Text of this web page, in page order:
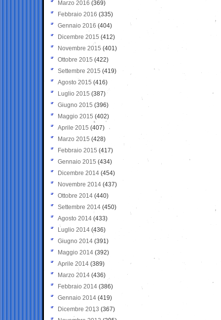
Marzo 2016 (369)
Febbraio 2016 (335)
Gennaio 2016 (404)
Dicembre 2015 (412)
Novembre 2015 (401)
Ottobre 2015 (422)
Settembre 2015 (419)
Agosto 2015 (416)
Luglio 2015 (387)
Giugno 2015 (396)
Maggio 2015 (402)
Aprile 2015 (407)
Marzo 2015 (428)
Febbraio 2015 (417)
Gennaio 2015 (434)
Dicembre 2014 (454)
Novembre 2014 (437)
Ottobre 2014 (440)
Settembre 2014 (450)
Agosto 2014 (433)
Luglio 2014 (436)
Giugno 2014 (391)
Maggio 2014 (392)
Aprile 2014 (389)
Marzo 2014 (436)
Febbraio 2014 (386)
Gennaio 2014 (419)
Dicembre 2013 (367)